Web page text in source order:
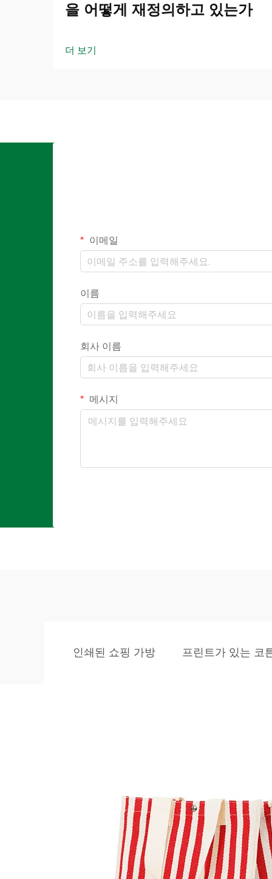
을 어떻게 재정의하고 있는가
더 보기
이메일
이름
회사 이름
메시지
인쇄된 쇼핑 가방 프린트가 있는 코